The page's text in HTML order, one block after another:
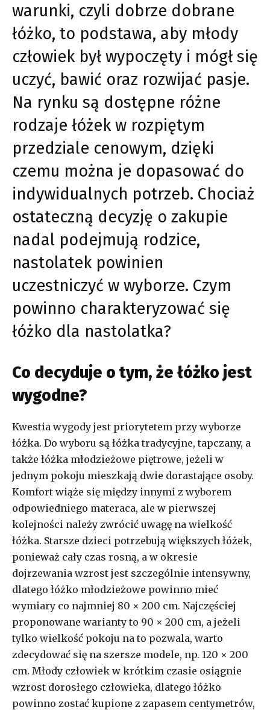
warunki, czyli dobrze dobrane
łóżko, to podstawa, aby młody
człowiek był wypoczęty i mógł się
uczyć, bawić oraz rozwijać pasje.
Na rynku są dostępne różne
rodzaje łóżek w rozpiętym
przedziale cenowym, dzięki
czemu można je dopasować do
indywidualnych potrzeb. Chociaż
ostateczną decyzję o zakupie
nadal podejmują rodzice,
nastolatek powinien
uczestniczyć w wyborze. Czym
powinno charakteryzować się
łóżko dla nastolatka?
Co decyduje o tym, że łóżko jest
wygodne?
Kwestia wygody jest priorytetem przy wyborze
łóżka. Do wyboru są łóżka tradycyjne, tapczany, a
także łóżka młodzieżowe piętrowe, jeżeli w
jednym pokoju mieszkają dwie dorastające osoby.
Komfort wiąże się między innymi z wyborem
odpowiedniego materaca, ale w pierwszej
kolejności należy zwrócić uwagę na wielkość
łóżka. Starsze dzieci potrzebują większych łóżek,
ponieważ cały czas rosną, a w okresie
dojrzewania wzrost jest szczególnie intensywny,
dlatego łóżko młodzieżowe powinno mieć
wymiary co najmniej 80 × 200 cm. Najczęściej
proponowane warianty to 90 × 200 cm, a jeżeli
tylko wielkość pokoju na to pozwala, warto
zdecydować się na szersze modele, np. 120 × 200
cm. Młody człowiek w krótkim czasie osiągnie
wzrost dorosłego człowieka, dlatego łóżko
powinno zostać kupione z zapasem centymetrów,